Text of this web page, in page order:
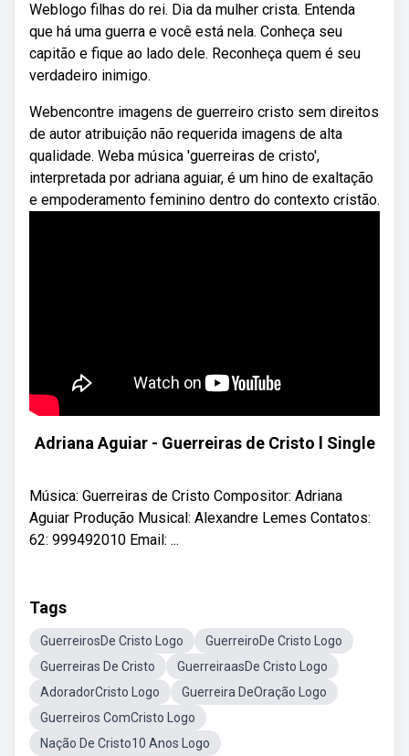
Weblogo filhas do rei. Dia da mulher crista. Entenda
que há uma guerra e você está nela. Conheça seu
capitão e fique ao lado dele. Reconheça quem é seu
verdadeiro inimigo.
Webencontre imagens de guerreiro cristo sem direitos
de autor atribuição não requerida imagens de alta
qualidade. Weba música 'guerreiras de cristo',
interpretada por adriana aguiar, é um hino de exaltação
e empoderamento feminino dentro do contexto cristão.
Adriana Aguiar - Guerreiras de Cristo l Single
Música: Guerreiras de Cristo Compositor: Adriana
Aguiar Produção Musical: Alexandre Lemes Contatos:
62: 999492010 Email: ...
Tags
GuerreirosDe Cristo Logo
GuerreiroDe Cristo Logo
Guerreiras De Cristo
GuerreiraasDe Cristo Logo
AdoradorCristo Logo
Guerreira DeOração Logo
Guerreiros ComCristo Logo
Nação De Cristo10 Anos Logo